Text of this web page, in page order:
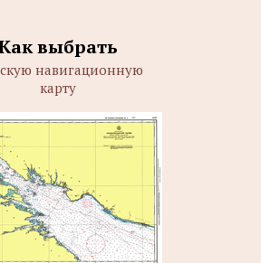
выбрать
навигационную
карту